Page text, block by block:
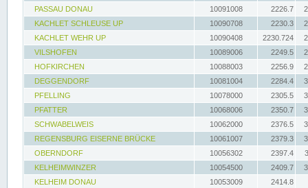
PASSAU DONAU
10091008 2226.7
KACHLET SCHLEUSE UP
10090708 2230.3
KACHLET WEHR UP
10090408 2230.724
VILSHOFEN
10089006 2249.5
HOFKIRCHEN
10088003 2256.9
DEGGENDORF
10081004 2284.4
PFELLING
10078000 2305.5
PFATTER
10068006 2350.7
SCHWABELWEIS
10062000 2376.5
REGENSBURG EISERNE BRÜCKE
10061007 2379.3
OBERNDORF
10056302 2397.4
KELHEIMWINZER
10054500 2409.7
KELHEIM DONAU
10053009
2414.8